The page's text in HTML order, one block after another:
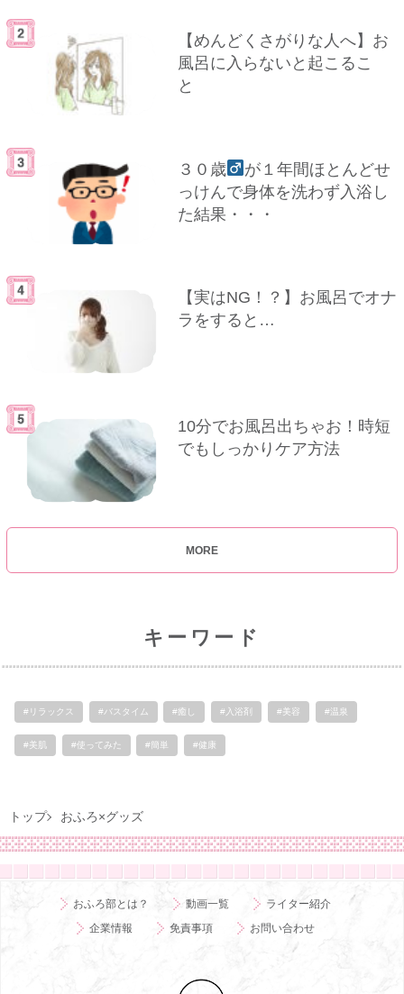
【めんどくさがりな人へ】お
風呂に入らないと起こるこ
と
３０歳
が１年間ほとんどせ
っけんで身体を洗わず入浴し
た結果・・・
【実はNG！？】お風呂でオナ
ラをすると…
10分でお風呂出ちゃお！時短
でもしっかりケア方法
MORE
キーワード
#リラックス #バスタイム #癒し #入浴剤 #美容 #温泉
#美肌 #使ってみた #簡単 #健康
トップ おふろ×グッズ
おふろ部とは？ 動画一覧
ライター紹介
企業情報
免責事項 お問い合わせ